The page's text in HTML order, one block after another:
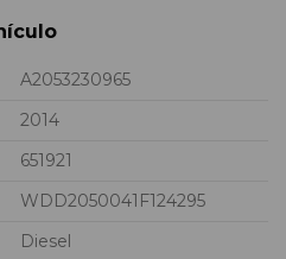
A2053230965
2014
651921
WDD2050041F124295
Diesel